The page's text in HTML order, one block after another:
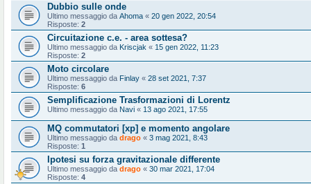
Dubbio sulle onde
Ultimo messaggio da Ahoma « 20 gen 2022, 20:54
Risposte: 2
Circuitazione c.e. - area sottesa?
Ultimo messaggio da Kriscjak « 15 gen 2022, 11:23
Risposte: 2
Moto circolare
Ultimo messaggio da Finlay « 28 set 2021, 7:37
Risposte: 6
Semplificazione Trasformazioni di Lorentz
Ultimo messaggio da Navi « 13 ago 2021, 17:55
MQ commutatori [xp] e momento angolare
Ultimo messaggio da drago « 3 mag 2021, 8:43
Risposte: 1
Ipotesi su forza gravitazionale differente
Ultimo messaggio da drago « 30 mar 2021, 17:04
Risposte: 4